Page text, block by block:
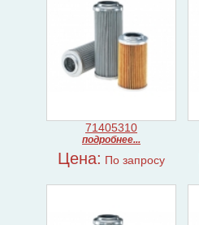
71405310
подробнее...
Цена: По запросу